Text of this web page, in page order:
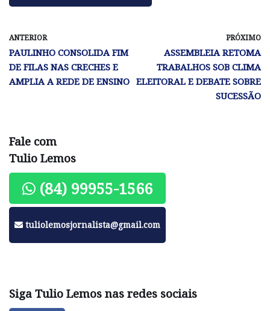
ANTERIOR
PAULINHO CONSOLIDA FIM
DE FILAS NAS CRECHES E
AMPLIA A REDE DE ENSINO
PRÓXIMO
ASSEMBLEIA RETOMA
TRABALHOS SOB CLIMA
ELEITORAL E DEBATE SOBRE
SUCESSÃO
Fale com
Tulio Lemos
(84) 99955-1566
tuliolemosjornalista@gmail.com
Siga Tulio Lemos nas redes sociais